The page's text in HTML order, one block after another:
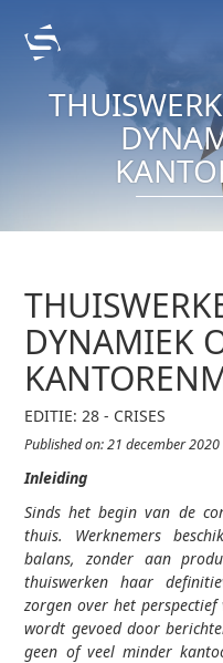
DYNAMIEK
EDITIE: 28 - CRISES
Published on: 21 december 2020
Inleiding
Sinds het begin van de
thuis. Werknemers
balans, zonder aan
thuiswerken haar
zorgen over het
wordt gevoed door
geen of veel minder